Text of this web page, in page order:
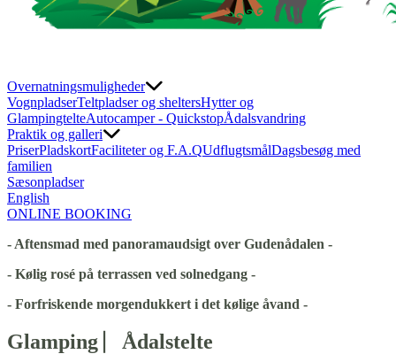
Overnatningsmuligheder
VognpladserTeltpladser og sheltersHytter og
GlampingtelteAutocamper - QuickstopÅdalsvandring
Praktik og galleri
PriserPladskortFaciliteter og F.A.QUdflugtsmålDagsbesøg med
familien
Sæsonpladser
English
ONLINE BOOKING
- Aftensmad med panoramaudsigt over Gudenådalen -
- Kølig rosé på terrassen ved solnedgang -
- Forfriskende morgendukkert i det kølige åvand -
Glamping ⎸Ådalstelte